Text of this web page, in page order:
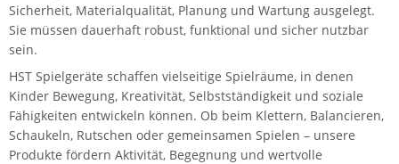
Sicherheit, Materialqualität, Planung und Wartung ausgelegt.
Sie müssen dauerhaft robust, funktional und sicher nutzbar
sein.
HST Spielgeräte schaffen vielseitige Spielräume, in denen
Kinder Bewegung, Kreativität, Selbstständigkeit und soziale
Fähigkeiten entwickeln können. Ob beim Klettern, Balancieren,
Schaukeln, Rutschen oder gemeinsamen Spielen – unsere
Produkte fördern Aktivität, Begegnung und wertvolle